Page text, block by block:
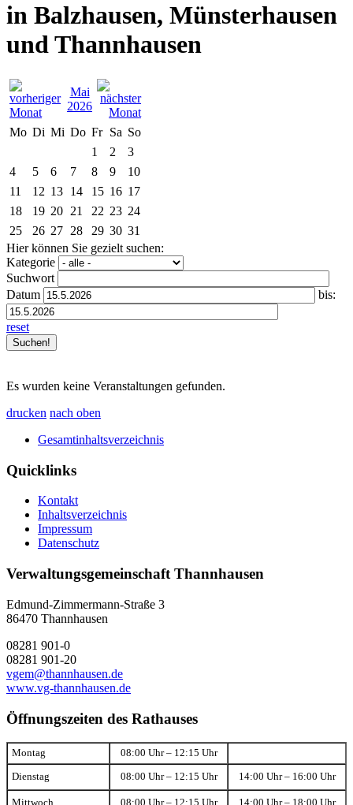
in Balzhausen, Münsterhausen
und Thannhausen
Mai
2026
Mo Di Mi Do Fr Sa So
1
2
3
4
5 6 7 8 9
10
11
12 13 14 15 16 17
18
19 20 21 22 23 24
25
26 27 28 29 30 31
Hier können Sie gezielt suchen:
Kategorie
Suchwort
Datum
bis:
reset
Es wurden keine Veranstaltungen gefunden.
drucken nach oben
Gesamtinhaltsverzeichnis
Quicklinks
Kontakt
Inhaltsverzeichnis
Impressum
Datenschutz
Verwaltungsgemeinschaft Thannhausen
Edmund-Zimmermann-Straße 3
86470 Thannhausen
08281 901-0
08281 901-20
vgem@thannhausen.de
www.vg-thannhausen.de
Öffnungszeiten des Rathauses
Montag 08:00 Uhr – 12:15 Uhr
Dienstag 08:00 Uhr – 12:15 Uhr 14:00 Uhr – 16:00 Uhr